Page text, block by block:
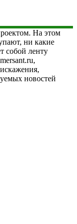
На этом
ни какие
собой ленту
новостей